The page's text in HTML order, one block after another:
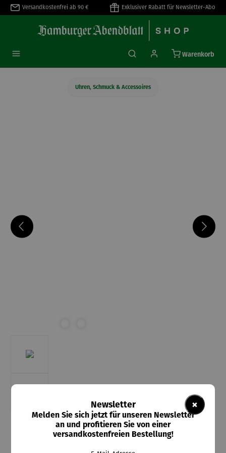
springen
Versandkostenfrei ab 90 € Exklusiver Rabatt für Newsletter-Abo
Warenkorb
Uhren, Schmuck & Accessoires
Kleckow
Sternzeichen Anhänger | 333 Gelbgold rund
×
Newsletter
Melden Sie sich jetzt für unseren Newsletter
an und profitieren Sie von einer
versandkostenfreien Bestellung!